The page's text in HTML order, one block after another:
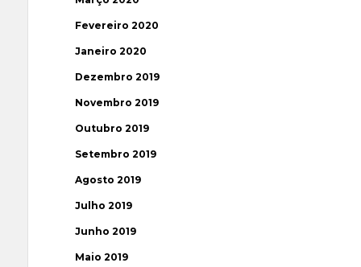
Fevereiro 2020
Janeiro 2020
Dezembro 2019
Novembro 2019
Outubro 2019
Setembro 2019
Agosto 2019
Julho 2019
Junho 2019
Maio 2019